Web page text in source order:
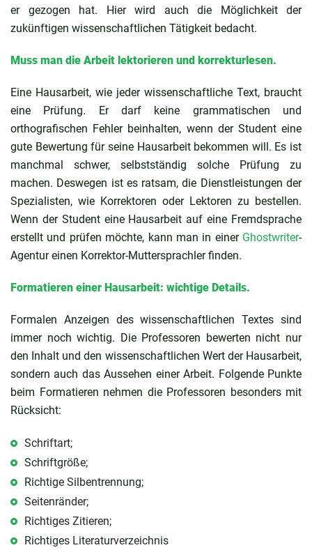
er gezogen hat. Hier wird auch die Möglichkeit der
zukünftigen wissenschaftlichen Tätigkeit bedacht.
Muss man die Arbeit lektorieren und korrekturlesen.
Eine Hausarbeit, wie jeder wissenschaftliche Text, braucht
eine Prüfung. Er darf keine grammatischen und
orthografischen Fehler beinhalten, wenn der Student eine
gute Bewertung für seine Hausarbeit bekommen will. Es ist
manchmal schwer, selbstständig solche Prüfung zu
machen. Deswegen ist es ratsam, die Dienstleistungen der
Spezialisten, wie Korrektoren oder Lektoren zu bestellen.
Wenn der Student eine Hausarbeit auf eine Fremdsprache
erstellt und prüfen möchte, kann man in einer Ghostwriter-
Agentur einen Korrektor-Muttersprachler finden.
Formatieren einer Hausarbeit: wichtige Details.
Formalen Anzeigen des wissenschaftlichen Textes sind
immer noch wichtig. Die Professoren bewerten nicht nur
den Inhalt und den wissenschaftlichen Wert der Hausarbeit,
sondern auch das Aussehen einer Arbeit. Folgende Punkte
beim Formatieren nehmen die Professoren besonders mit
Rücksicht:
Schriftart;
Schriftgröße;
Richtige Silbentrennung;
Seitenränder;
Richtiges Zitieren;
Richtiges Literaturverzeichnis